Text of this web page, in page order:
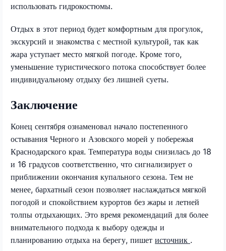
использовать гидрокостюмы.
Отдых в этот период будет комфортным для прогулок,
экскурсий и знакомства с местной культурой, так как
жара уступает место мягкой погоде. Кроме того,
уменьшение туристического потока способствует более
индивидуальному отдыху без лишней суеты.
Заключение
Конец сентября ознаменовал начало постепенного
остывания Черного и Азовского морей у побережья
Краснодарского края. Температура воды снизилась до 18
и 16 градусов соответственно, что сигнализирует о
приближении окончания купального сезона. Тем не
менее, бархатный сезон позволяет наслаждаться мягкой
погодой и спокойствием курортов без жары и летней
толпы отдыхающих. Это время рекомендаций для более
внимательного подхода к выбору одежды и
планированию отдыха на берегу, пишет источник .